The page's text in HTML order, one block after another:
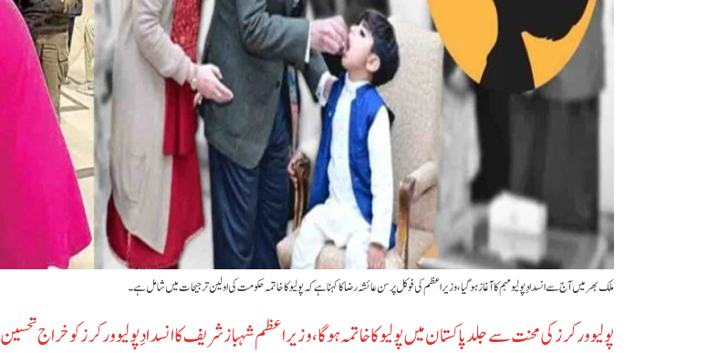
ملک بھر میں آج سے انسدادِ پولیو مہم کا آغاز ہو گیا، وزیراعظم کی فوکل پرسن عائشہ رضا کا کہنا ہے کہ پولیو کا خاتمہ حکومت کی اولین ترجیحات میں شامل ہے۔
پولیو ورکرز کی محنت سے جلد پاکستان میں پولیو کا خاتمہ ہو گا، وزیراعظم شہباز شریف کا انسدادِ پولیو ورکرز کو خراج تحسین